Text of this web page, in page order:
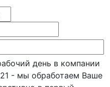
день в компании
- мы обработаем Ваше